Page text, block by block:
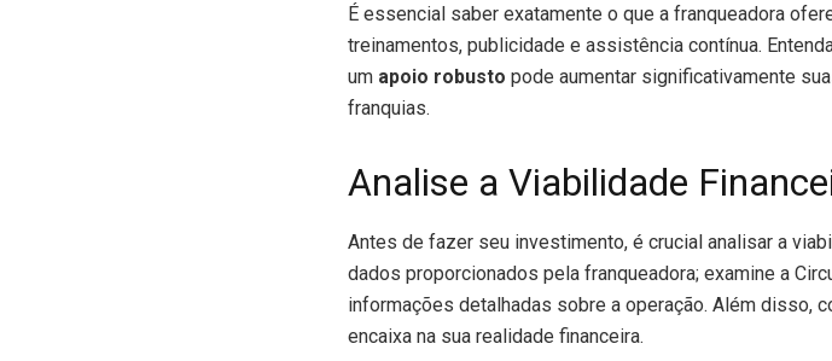
É essencial saber exatamente o que a franqueadora
treinamentos, publicidade e assistência contínua.
um apoio robusto pode aumentar significativamente
franquias.
Analise a Viabilidade
Antes de fazer seu investimento, é crucial analisar a
dados proporcionados pela franqueadora; examine a
informações detalhadas sobre a operação. Além disso,
encaixa na sua realidade financeira.